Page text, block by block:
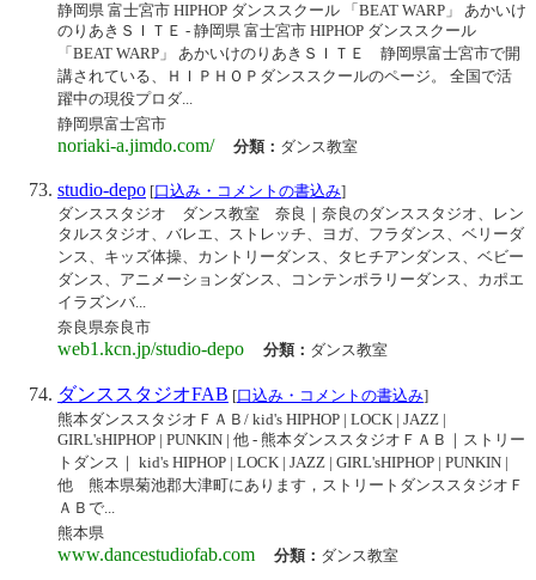
静岡県 富士宮市 HIPHOP ダンススクール 「BEAT WARP」 あかいけ
のりあきＳＩＴＥ - 静岡県 富士宮市 HIPHOP ダンススクール
「BEAT WARP」 あかいけのりあきＳＩＴＥ 静岡県富士宮市で開
講されている、ＨＩＰＨＯＰダンススクールのページ。 全国で活
躍中の現役プロダ...
静岡県富士宮市
noriaki-a.jimdo.com/ 分類： ダンス教室
studio-depo [口込み・コメントの書込み]
ダンススタジオ ダンス教室 奈良｜奈良のダンススタジオ、レン
タルスタジオ、バレエ、ストレッチ、ヨガ、フラダンス、ベリーダ
ンス、キッズ体操、カントリーダンス、タヒチアンダンス、ベビー
ダンス、アニメーションダンス、コンテンポラリーダンス、カポエ
イラズンバ...
奈良県奈良市
web1.kcn.jp/studio-depo 分類： ダンス教室
ダンススタジオFAB [口込み・コメントの書込み]
熊本ダンススタジオＦＡＢ/ kid's HIPHOP | LOCK | JAZZ |
GIRL'sHIPHOP | PUNKIN | 他 - 熊本ダンススタジオＦＡＢ｜ストリー
トダンス｜ kid's HIPHOP | LOCK | JAZZ | GIRL'sHIPHOP | PUNKIN |
他 熊本県菊池郡大津町にあります，ストリートダンススタジオＦ
ＡＢで...
熊本県
www.dancestudiofab.com 分類： ダンス教室